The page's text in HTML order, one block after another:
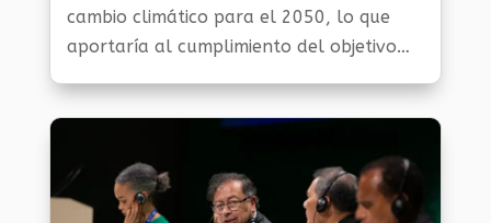
cambio climático para el 2050, lo que
aportaría al cumplimiento del objetivo